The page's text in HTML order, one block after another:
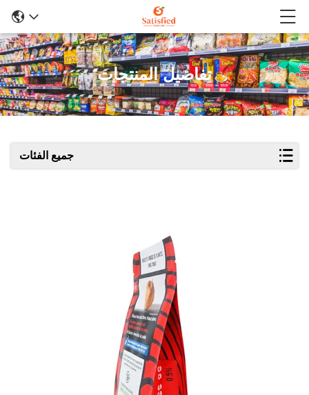
تفاصيل المنتجات
جميع الفئات